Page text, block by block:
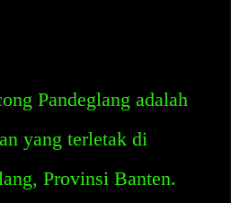
Pandeglang adalah
yang terletak di
Provinsi Banten.